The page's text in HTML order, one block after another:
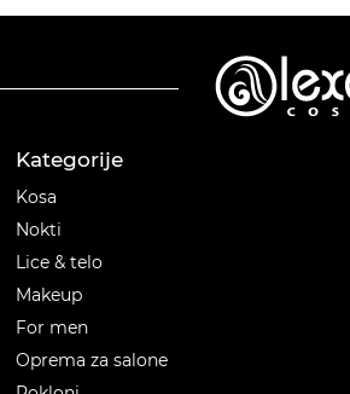
Kategorije
Kosa
Nokti
Lice & telo
Makeup
For men
Oprema za salone